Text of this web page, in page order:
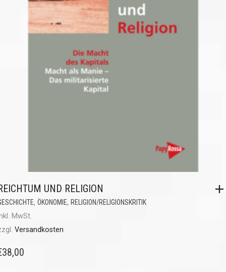
UND RELIGION
, ÖKONOMIE, RELIGION/RELIGIONSKRITIK
MwSt.
Versandkosten
38,00